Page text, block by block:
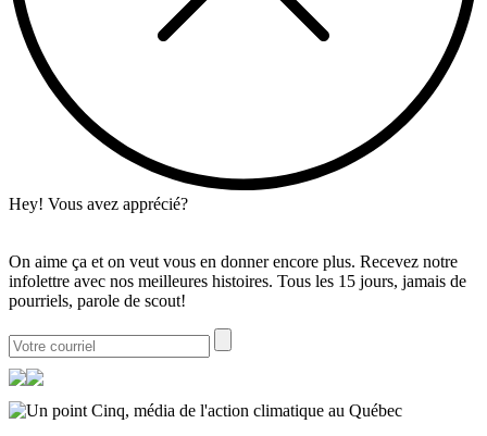
Hey! Vous avez apprécié?
On aime ça et on veut vous en donner encore plus. Recevez notre
infolettre avec nos meilleures histoires. Tous les 15 jours, jamais de
pourriels, parole de scout!